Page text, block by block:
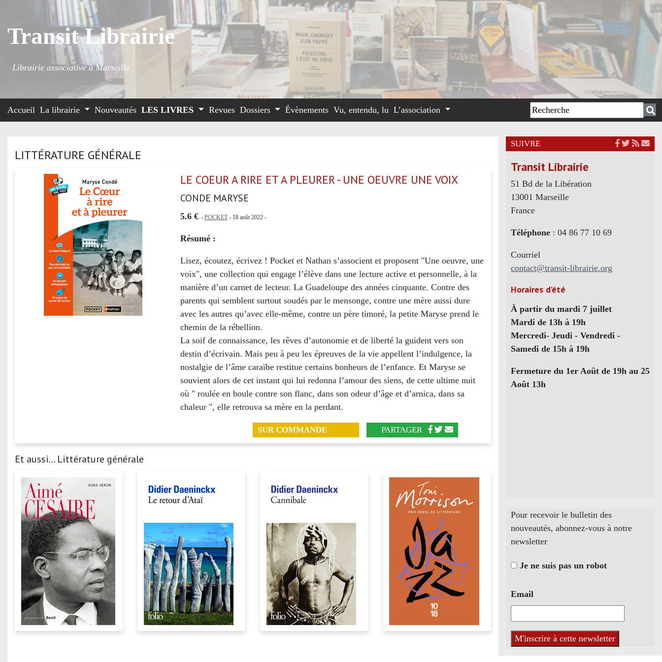
Transit Librairie
Librairie associative à Marseille
Accueil La librairie Nouveautés LES LIVRES Revues Dossiers Évènements Vu, entendu, lu L’association
LITTÉRATURE GÉNÉRALE
LE COEUR A RIRE ET A PLEURER - UNE OEUVRE UNE VOIX
CONDE MARYSE
5.6 € -POCKET- 18 août 2022 -
Résumé :
Lisez, écoutez, écrivez ! Pocket et Nathan s’associent et proposent "Une oeuvre, une
voix", une collection qui engage l’élève dans une lecture active et personnelle, à la
manière d’un carnet de lecteur. La Guadeloupe des années cinquante. Contre des
parents qui semblent surtout soudés par le mensonge, contre une mère aussi dure
avec les autres qu’avec elle-même, contre un père timoré, la petite Maryse prend le
chemin de la rébellion.
La soif de connaissance, les rêves d’autonomie et de liberté la guident vers son
destin d’écrivain. Mais peu à peu les épreuves de la vie appellent l’indulgence, la
nostalgie de l’âme caraïbe restitue certains bonheurs de l’enfance. Et Maryse se
souvient alors de cet instant qui lui redonna l’amour des siens, de cette ultime nuit
où " roulée en boule contre son flanc, dans son odeur d’âge et d’arnica, dans sa
chaleur ", elle retrouva sa mère en la perdant.
SUR COMMANDE PARTAGER
Et aussi... Littérature générale
SUIVRE
Transit Librairie
51 Bd de la Libération
13001 Marseille
France
Téléphone: 04 86 77 10 69
Courriel
contact@transit-librairie.org
Horaires d’été
À partir du mardi 7 juillet
Mardi de 13h à 19h
Mercredi- Jeudi - Vendredi -
Samedi de 15h à 19h
Fermeture du 1er Août de 19h au 25
Août 13h
Pour recevoir le bulletin des
nouveautés, abonnez-vous à notre
newsletter
Je ne suis pas un robot
Email